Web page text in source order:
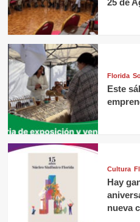
25 de
Florida
Este
Cultura
Hay
nueva